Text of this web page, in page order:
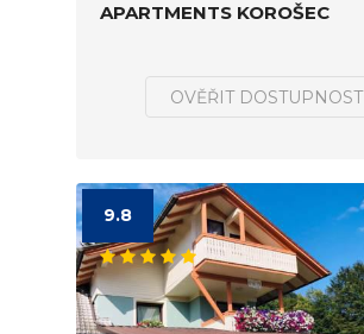
APARTMENTS KOROŠEC
OVĚŘIT DOSTUPNOST
9.8